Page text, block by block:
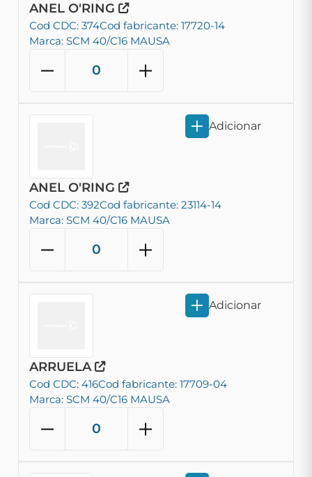
ANEL O'RING
Cod CDC: 374Cod fabricante: 17720-14
Marca: SCM 40/C16 MAUSA
ANEL O'RING
Cod CDC: 392Cod fabricante: 23114-14
Marca: SCM 40/C16 MAUSA
Adicionar
ARRUELA
Cod CDC: 416Cod fabricante: 17709-04
Marca: SCM 40/C16 MAUSA
Adicionar